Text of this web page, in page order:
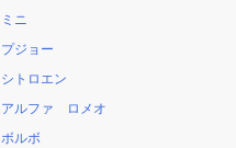
ミニ
プジョー
シトロエン
アルファ ロメオ
ボルボ